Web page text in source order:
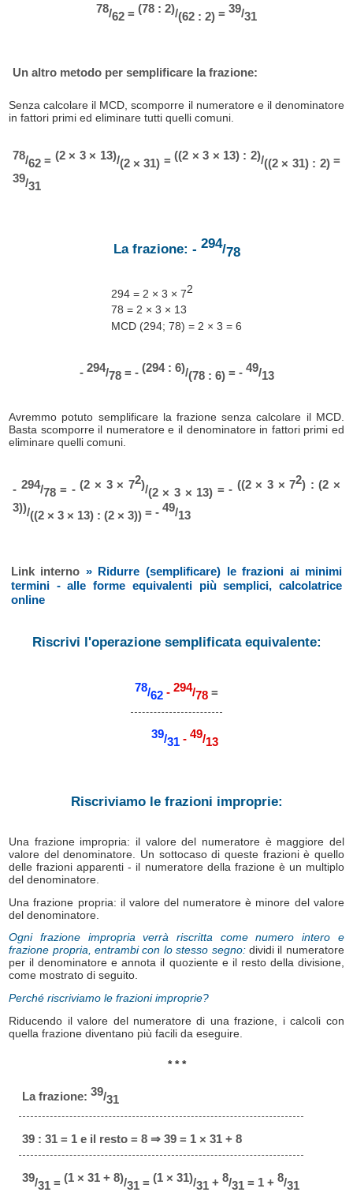
78/62 = (78 : 2)/(62 : 2) = 39/31
Un altro metodo per semplificare la frazione:
Senza calcolare il MCD, scomporre il numeratore e il denominatore
in fattori primi ed eliminare tutti quelli comuni.
78/62 = (2 × 3 × 13)/(2 × 31) =((2 × 3 × 13) : 2)/((2 × 31) : 2)=
39/31
La frazione: - 294/78
294 = 2 × 3 × 72
78 = 2 × 3 × 13
MCD (294; 78) = 2 × 3 = 6
- 294/78= - (294 : 6)/(78 : 6)= - 49/13
Avremmo potuto semplificare la frazione senza calcolare il MCD.
Basta scomporre il numeratore e il denominatore in fattori primi ed
eliminare quelli comuni.
- 294/78= -(2 × 3 × 72)/(2 × 3 × 13) = - ((2 × 3 × 72) : (2 ×
3))/((2 × 3 × 13) : (2 × 3)) = -49/13
Link interno » Ridurre (semplificare) le frazioni ai minimi
termini - alle forme equivalenti più semplici, calcolatrice
online
Riscrivi l'operazione semplificata equivalente:
78/62 - 294/78 =
39/31 - 49/13
Riscriviamo le frazioni improprie:
Una frazione impropria: il valore del numeratore è maggiore del
valore del denominatore. Un sottocaso di queste frazioni è quello
delle frazioni apparenti - il numeratore della frazione è un multiplo
del denominatore.
Una frazione propria: il valore del numeratore è minore del valore
del denominatore.
Ogni frazione impropria verrà riscritta come numero intero e
frazione propria, entrambi con lo stesso segno:dividi il numeratore
per il denominatore e annota il quoziente e il resto della divisione,
come mostrato di seguito.
Perché riscriviamo le frazioni improprie?
Riducendo il valore del numeratore di una frazione, i calcoli con
quella frazione diventano più facili da eseguire.
* * *
La frazione:39/31
39 : 31 = 1 e il resto = 8 ⇒ 39 = 1 × 31 + 8
39/31 =(1 × 31 + 8)/31 =(1 × 31)/31 +8/31 = 1 +8/31